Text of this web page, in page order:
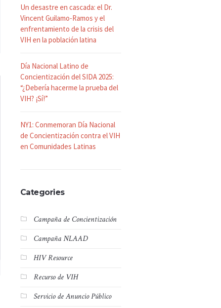
Un desastre en cascada: el Dr.
Vincent Guilamo-Ramos y el
enfrentamiento de la crisis del
VIH en la población latina
Día Nacional Latino de
Concientización del SIDA 2025:
“¿Debería hacerme la prueba del
VIH? ¡Sí!”
NY1: Conmemoran Día Nacional
de Concientización contra el VIH
en Comunidades Latinas
Categories
Campaña de Concientización
Campaña NLAAD
HIV Resource
Recurso de VIH
Servicio de Anuncio Público